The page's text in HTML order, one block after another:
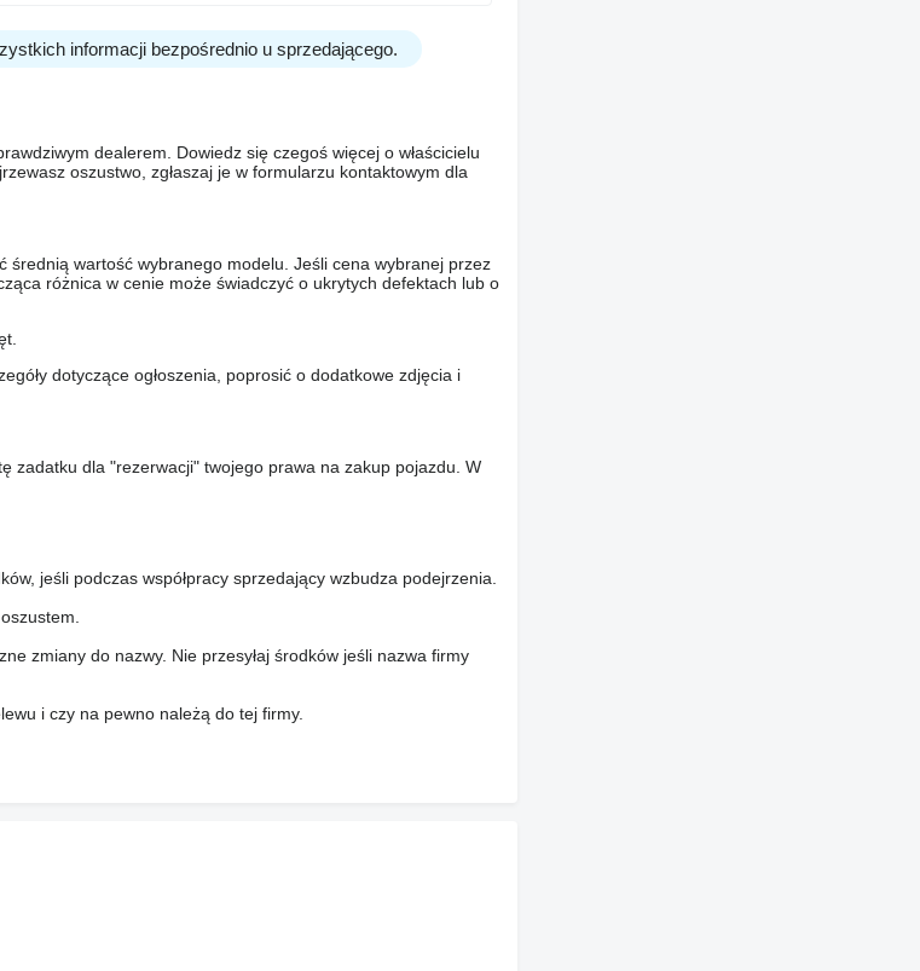
informacji bezpośrednio u sprzedającego.
dealerem. Dowiedz się czegoś więcej o właścicielu
oszustwo, zgłaszaj je w formularzu kontaktowym dla
wartość wybranego modelu. Jeśli cena wybranej przez
różnica w cenie może świadczyć o ukrytych defektach lub o
dotyczące ogłoszenia, poprosić o dodatkowe zdjęcia i
zadatku dla "rezerwacji" twojego prawa na zakup pojazdu. W
jeśli podczas współpracy sprzedający wzbudza podejrzenia.
zmiany do nazwy. Nie przesyłaj środków jeśli nazwa firmy
i czy na pewno należą do tej firmy.